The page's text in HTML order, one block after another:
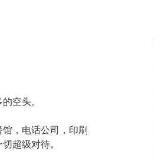
空头。
，电话公司，印刷
超级对待。